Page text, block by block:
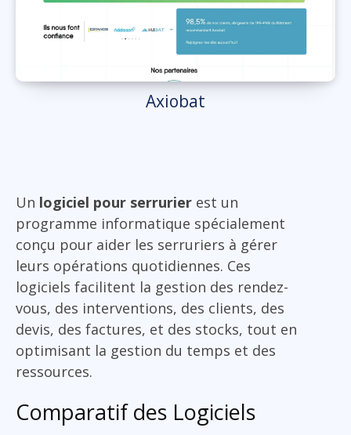
Axiobat
Un logiciel pour serrurier est un
programme informatique spécialement
conçu pour aider les serruriers à gérer
leurs opérations quotidiennes. Ces
logiciels facilitent la gestion des rendez-
vous, des interventions, des clients, des
devis, des factures, et des stocks, tout en
optimisant la gestion du temps et des
ressources.
Comparatif des Logiciels